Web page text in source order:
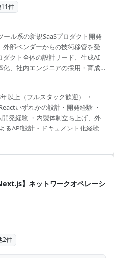
11件
ール系の新規SaaSプロダクト開発
部ベンダーからの技術移管を受
クト全体の設計リード、生成AI
化、社内エンジニアの採用・育成
です。 【技術スタック】 ・開発
）、React ・データ基盤：
Run、GKE） ・CI/CD：
、Ge...
以上（フルスタック歓迎） ・
いずれかの設計・開発経験 ・
発経験 ・内製体制立ち上げ、外
るAPI設計・ドキュメント化経験
】ネットワークオペレーシ
2件